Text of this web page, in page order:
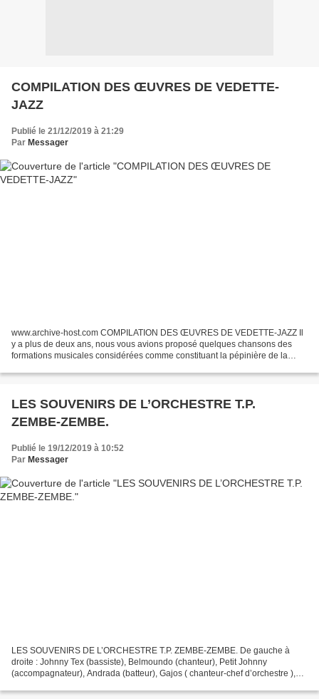
COMPILATION DES ŒUVRES DE VEDETTE-
JAZZ
Publié le 21/12/2019 à 21:29
Par Messager
www.archive-host.com COMPILATION DES ŒUVRES DE VEDETTE-JAZZ Il
y a plus de deux ans, nous vous avions proposé quelques chansons des
formations musicales considérées comme constituant la pépinière de la
LES SOUVENIRS DE L’ORCHESTRE T.P.
ZEMBE-ZEMBE.
Publié le 19/12/2019 à 10:52
Par Messager
LES SOUVENIRS DE L’ORCHESTRE T.P. ZEMBE-ZEMBE. De gauche à
droite : Johnny Tex (bassiste), Belmoundo (chanteur), Petit Johnny
(accompagnateur), Andrada (batteur), Gajos ( chanteur-chef d’orchestre ),